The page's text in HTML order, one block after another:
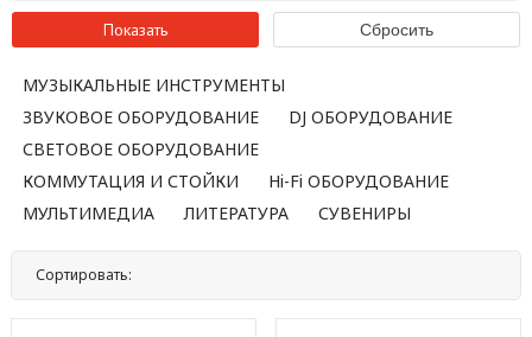
МУЗЫКАЛЬНЫЕ ИНСТРУМЕНТЫ
ЗВУКОВОЕ ОБОРУДОВАНИЕ
DJ ОБОРУДОВАНИЕ
СВЕТОВОЕ ОБОРУДОВАНИЕ
КОММУТАЦИЯ И СТОЙКИ
Hi-Fi ОБОРУДОВАНИЕ
МУЛЬТИМЕДИА
ЛИТЕРАТУРА СУВЕНИРЫ
Сортировать: